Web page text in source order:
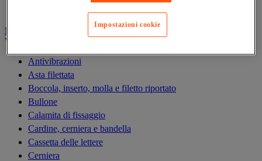
Minuteria
Vedi tutte le categorie
Antivibrazioni
Asta filettata
Boccola, inserto, molla e filetto riportato
Bullone
Calamita di fissaggio
Cardine, cerniera e bandella
Cassetta delle lettere
Cerniera
Impostazioni cookie